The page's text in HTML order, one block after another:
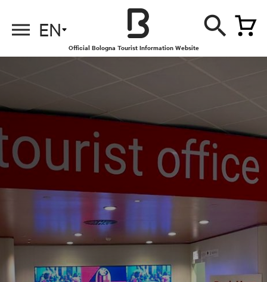
EN
Official Bologna Tourist Information Website